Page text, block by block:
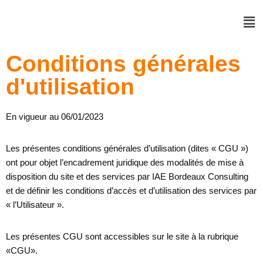
content
Conditions générales
d'utilisation
En vigueur au 06/01/2023
Les présentes conditions générales d’utilisation (dites « CGU »)
ont pour objet l’encadrement juridique des modalités de mise à
disposition du site et des services par IAE Bordeaux Consulting
et de définir les conditions d’accès et d’utilisation des services par
« l’Utilisateur ».
Les présentes CGU sont accessibles sur le site à la rubrique
«CGU».